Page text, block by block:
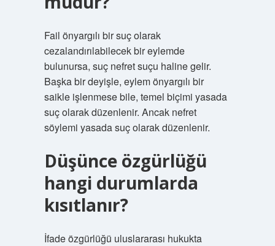
Fail önyargılı bir suç olarak
cezalandırılabilecek bir eylemde
bulunursa, suç nefret suçu haline gelir.
Başka bir deyişle, eylem önyargılı bir
saikle işlenmese bile, temel biçimi yasada
suç olarak düzenlenir. Ancak nefret
söylemi yasada suç olarak düzenlenir.
Düşünce özgürlüğü
hangi durumlarda
kısıtlanır?
İfade özgürlüğü uluslararası hukukta